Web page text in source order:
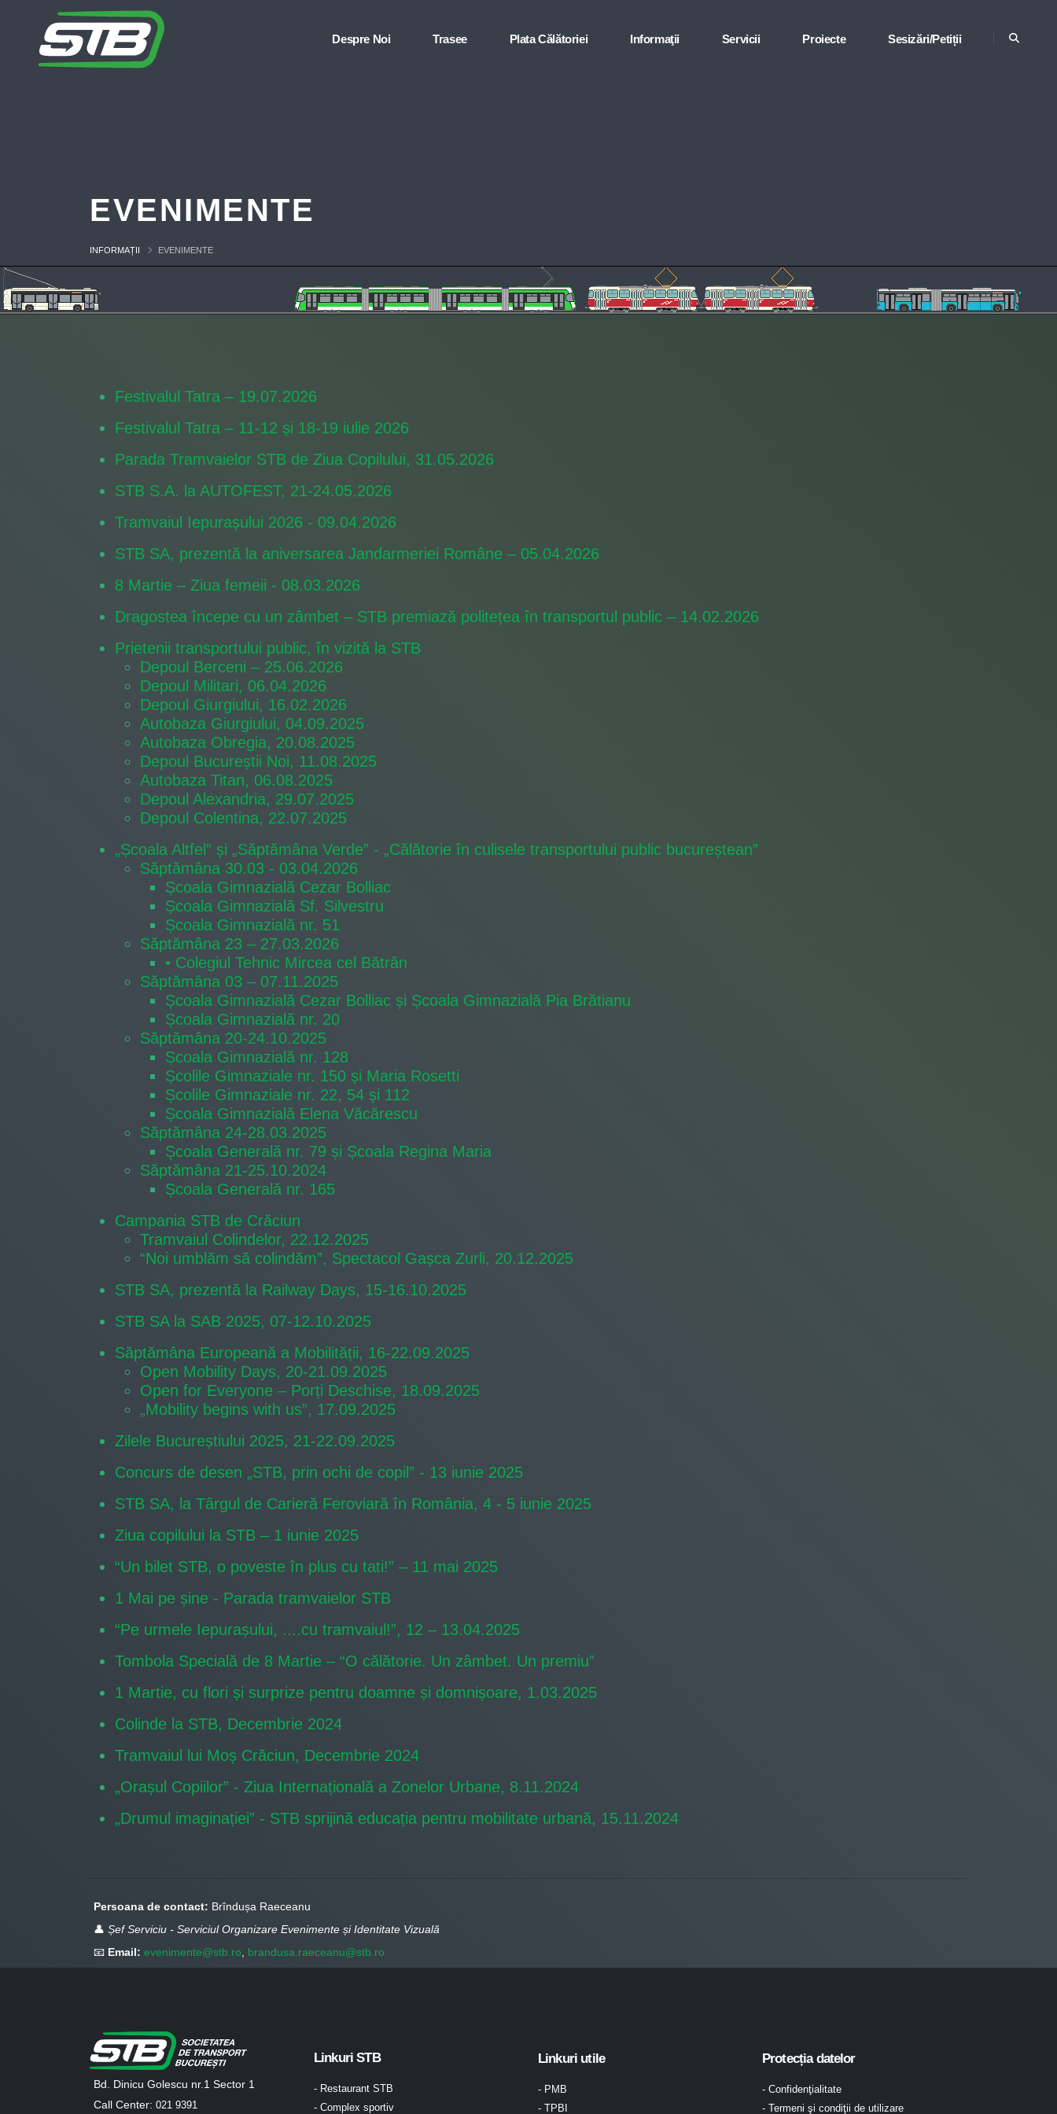
Despre Noi Trasee Plata Călătoriei Informaţii Servicii Proiecte Sesizări/Petiții
EVENIMENTE
INFORMAȚII EVENIMENTE
Festivalul Tatra – 19.07.2026
Festivalul Tatra – 11-12 și 18-19 iulie 2026
Parada Tramvaielor STB de Ziua Copilului, 31.05.2026
STB S.A. la AUTOFEST, 21-24.05.2026
Tramvaiul Iepurașului 2026 - 09.04.2026
STB SA, prezentă la aniversarea Jandarmeriei Române – 05.04.2026
8 Martie – Ziua femeii - 08.03.2026
Dragostea începe cu un zâmbet – STB premiază politețea în transportul public – 14.02.2026
Prietenii transportului public, în vizită la STB
Depoul Berceni – 25.06.2026
Depoul Militari, 06.04.2026
Depoul Giurgiului, 16.02.2026
Autobaza Giurgiului, 04.09.2025
Autobaza Obregia, 20.08.2025
Depoul Bucureștii Noi, 11.08.2025
Autobaza Titan, 06.08.2025
Depoul Alexandria, 29.07.2025
Depoul Colentina, 22.07.2025
„Școala Altfel” și „Săptămâna Verde” - „Călătorie în culisele transportului public bucureștean”
Săptămâna 30.03 - 03.04.2026
Școala Gimnazială Cezar Bolliac
Școala Gimnazială Sf. Silvestru
Școala Gimnazială nr. 51
Săptămâna 23 – 27.03.2026
• Colegiul Tehnic Mircea cel Bătrân
Săptămâna 03 – 07.11.2025
Școala Gimnazială Cezar Bolliac și Școala Gimnazială Pia Brătianu
Școala Gimnazială nr. 20
Săptămâna 20-24.10.2025
Școala Gimnazială nr. 128
Școlile Gimnaziale nr. 150 și Maria Rosetti
Școlile Gimnaziale nr. 22, 54 și 112
Școala Gimnazială Elena Văcărescu
Săptămâna 24-28.03.2025
Școala Generală nr. 79 și Școala Regina Maria
Săptămâna 21-25.10.2024
Școala Generală nr. 165
Campania STB de Crăciun
Tramvaiul Colindelor, 22.12.2025
“Noi umblăm să colindăm”, Spectacol Gașca Zurli, 20.12.2025
STB SA, prezentă la Railway Days, 15-16.10.2025
STB SA la SAB 2025, 07-12.10.2025
Săptămâna Europeană a Mobilității, 16-22.09.2025
Open Mobility Days, 20-21.09.2025
Open for Everyone – Porți Deschise, 18.09.2025
„Mobility begins with us”, 17.09.2025
Zilele Bucureștiului 2025, 21-22.09.2025
Concurs de desen „STB, prin ochi de copil” - 13 iunie 2025
STB SA, la Târgul de Carieră Feroviară în România, 4 - 5 iunie 2025
Ziua copilului la STB – 1 iunie 2025
“Un bilet STB, o poveste în plus cu tati!” – 11 mai 2025
1 Mai pe șine - Parada tramvaielor STB
“Pe urmele Iepurașului, ....cu tramvaiul!”, 12 – 13.04.2025
Tombola Specială de 8 Martie – “O călătorie. Un zâmbet. Un premiu”
1 Martie, cu flori și surprize pentru doamne și domnișoare, 1.03.2025
Colinde la STB, Decembrie 2024
Tramvaiul lui Moș Crăciun, Decembrie 2024
„Orașul Copiilor” - Ziua Internațională a Zonelor Urbane, 8.11.2024
„Drumul imaginației” - STB sprijină educația pentru mobilitate urbană, 15.11.2024
Persoana de contact: Brîndușa Raeceanu
👤 Șef Serviciu - Serviciul Organizare Evenimente și Identitate Vizuală
📧 Email: evenimente@stb.ro brandusa.raeceanu@stb.ro
Bd. Dinicu Golescu nr.1 Sector 1
Call Center: 021 9391
Linkuri STB
- Restaurant STB
- Complex sportiv
Linkuri utile
- PMB
- TPBI
Protecția datelor
- Confidenţialitate
- Termeni şi condiţii de utilizare